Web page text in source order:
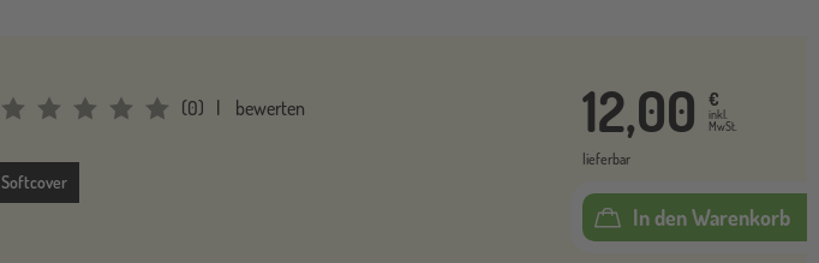
Average Rating: 0 (0) bewerten
Softcover
Softcover
12,00 €
inkl.
MwSt.
lieferbar
In den Warenkorb